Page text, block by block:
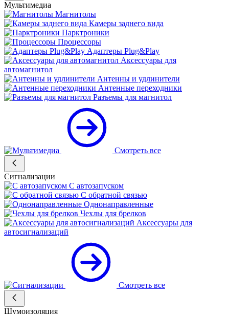
Мультимедиа
Магнитолы
Камеры заднего вида
Парктроники
Процессоры
Адаптеры Plug&Play
Аксессуары для
автомагнитол
Антенны и удлинители
Антенные переходники
Разъемы для магнитол
Смотреть все
Сигнализации
С автозапуском
С обратной связью
Однонаправленные
Чехлы для брелков
Аксессуары для
автосигнализаций
Смотреть все
Шумоизоляция